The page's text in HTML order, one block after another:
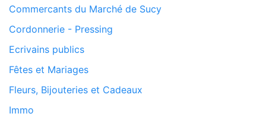
Commercants du Marché de Sucy
Cordonnerie - Pressing
Ecrivains publics
Fêtes et Mariages
Fleurs, Bijouteries et Cadeaux
Immo